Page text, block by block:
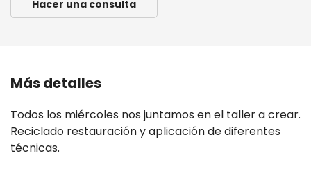
Hacer una consulta
Más detalles
Todos los miércoles nos juntamos en el taller a crear.
Reciclado restauración y aplicación de diferentes
técnicas.